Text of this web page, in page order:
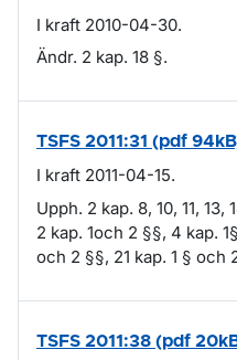
I kraft 2010-04-30.
Ändr. 2 kap. 18 §.
TSFS 2011:31 (pdf
I kraft 2011-04-15.
Upph. 2 kap. 8, 10, 11, 13,
2 kap. 1och 2 §§, 4 kap.
och 2 §§, 21 kap. 1 § och
TSFS 2011:38 (pdf